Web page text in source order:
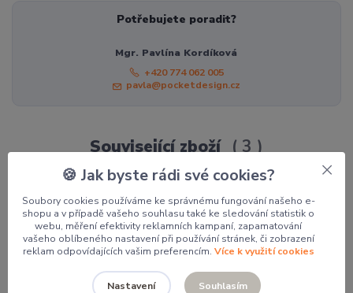
Potřebujete poradit?
Mgr. Pavlína Kordíková
+420 774 062 005
pavla@pocketdesign.cz
Související zboží 3
🍪 Jak byste rádi své cookies?
Soubory cookies používáme ke správnému fungování našeho e-
shopu a v případě vašeho souhlasu také ke sledování statistik o
webu, měření efektivity reklamních kampaní, zapamatování
vašeho oblíbeného nastavení při používání stránek, či zobrazení
reklam odpovídajících vašim preferencím. Více k využití cookies
Nastavení Souhlasím